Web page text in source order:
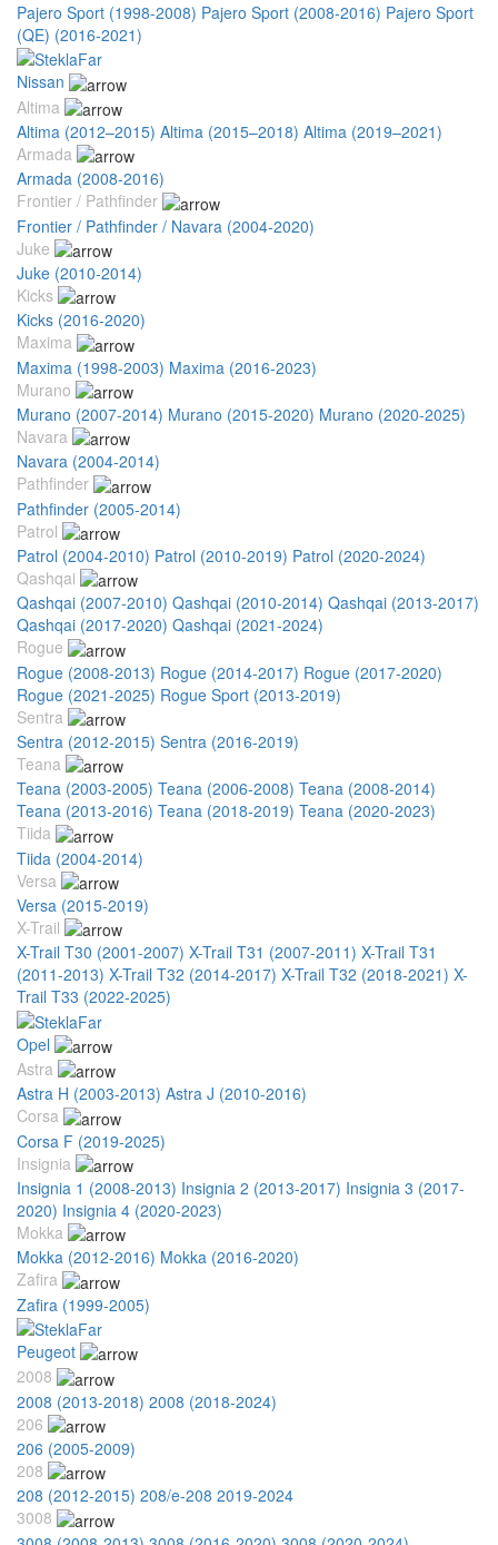
Pajero Sport (1998-2008) Pajero Sport (2008-2016) Pajero Sport
(QE) (2016-2021)
Nissan
Altima
Altima (2012–2015) Altima (2015–2018) Altima (2019–2021)
Armada
Armada (2008-2016)
Frontier / Pathfinder
Frontier / Pathfinder / Navara (2004-2020)
Juke
Juke (2010-2014)
Kicks
Kicks (2016-2020)
Maxima
Maxima (1998-2003) Maxima (2016-2023)
Murano
Murano (2007-2014) Murano (2015-2020) Murano (2020-2025)
Navara
Navara (2004-2014)
Pathfinder
Pathfinder (2005-2014)
Patrol
Patrol (2004-2010) Patrol (2010-2019) Patrol (2020-2024)
Qashqai
Qashqai (2007-2010) Qashqai (2010-2014) Qashqai (2013-2017)
Qashqai (2017-2020) Qashqai (2021-2024)
Rogue
Rogue (2008-2013) Rogue (2014-2017) Rogue (2017-2020)
Rogue (2021-2025) Rogue Sport (2013-2019)
Sentra
Sentra (2012-2015) Sentra (2016-2019)
Teana
Teana (2003-2005) Teana (2006-2008) Teana (2008-2014)
Teana (2013-2016) Teana (2018-2019) Teana (2020-2023)
Tiida
Tiida (2004-2014)
Versa
Versa (2015-2019)
X-Trail
X-Trail T30 (2001-2007) X-Trail T31 (2007-2011) X-Trail T31
(2011-2013) X-Trail T32 (2014-2017) X-Trail T32 (2018-2021) X-
Trail T33 (2022-2025)
Opel
Astra
Astra H (2003-2013) Astra J (2010-2016)
Corsa
Corsa F (2019-2025)
Insignia
Insignia 1 (2008-2013) Insignia 2 (2013-2017) Insignia 3 (2017-
2020) Insignia 4 (2020-2023)
Mokka
Mokka (2012-2016) Mokka (2016-2020)
Zafira
Zafira (1999-2005)
Peugeot
2008
2008 (2013-2018) 2008 (2018-2024)
206
206 (2005-2009)
208
208 (2012-2015) 208/e-208 2019-2024
3008